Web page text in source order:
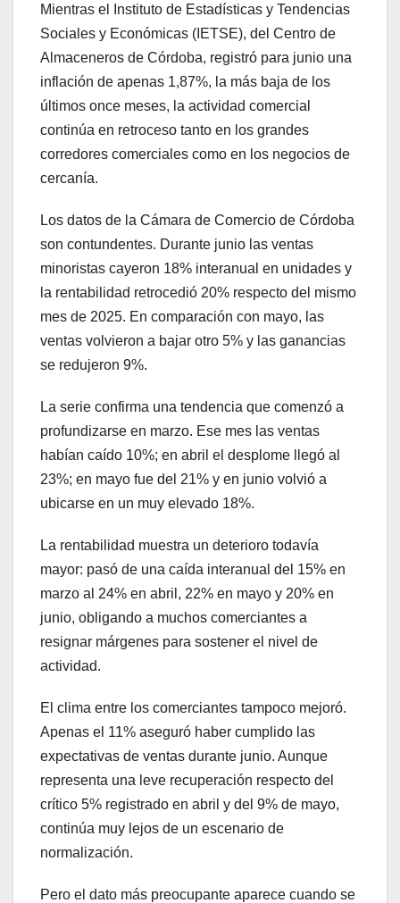
Mientras el Instituto de Estadísticas y Tendencias
Sociales y Económicas (IETSE), del Centro de
Almaceneros de Córdoba, registró para junio una
inflación de apenas 1,87%, la más baja de los
últimos once meses, la actividad comercial
continúa en retroceso tanto en los grandes
corredores comerciales como en los negocios de
cercanía.
Los datos de la Cámara de Comercio de Córdoba
son contundentes. Durante junio las ventas
minoristas cayeron 18% interanual en unidades y
la rentabilidad retrocedió 20% respecto del mismo
mes de 2025. En comparación con mayo, las
ventas volvieron a bajar otro 5% y las ganancias
se redujeron 9%.
La serie confirma una tendencia que comenzó a
profundizarse en marzo. Ese mes las ventas
habían caído 10%; en abril el desplome llegó al
23%; en mayo fue del 21% y en junio volvió a
ubicarse en un muy elevado 18%.
La rentabilidad muestra un deterioro todavía
mayor: pasó de una caída interanual del 15% en
marzo al 24% en abril, 22% en mayo y 20% en
junio, obligando a muchos comerciantes a
resignar márgenes para sostener el nivel de
actividad.
El clima entre los comerciantes tampoco mejoró.
Apenas el 11% aseguró haber cumplido las
expectativas de ventas durante junio. Aunque
representa una leve recuperación respecto del
crítico 5% registrado en abril y del 9% de mayo,
continúa muy lejos de un escenario de
normalización.
Pero el dato más preocupante aparece cuando se